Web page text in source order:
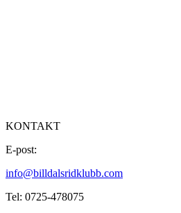
KONTAKT
E-post:
info@billdalsridklubb.com
Tel: 0725-478075